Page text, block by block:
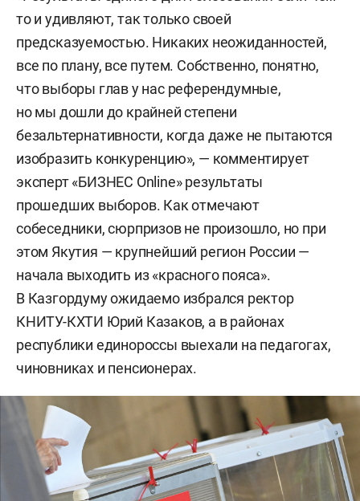
то и удивляют, так только своей
предсказуемостью. Никаких неожиданностей,
все по плану, все путем. Собственно, понятно,
что выборы глав у нас референдумные,
но мы дошли до крайней степени
безальтернативности, когда даже не пытаются
изобразить конкуренцию», — комментирует
эксперт «БИЗНЕС Online» результаты
прошедших выборов. Как отмечают
собеседники, сюрпризов не произошло, но при
этом Якутия — крупнейший регион России —
начала выходить из «красного пояса».
В Казгордуму ожидаемо избрался ректор
КНИТУ-КХТИ Юрий Казаков, а в районах
республики единороссы выехали на педагогах,
чиновниках и пенсионерах.